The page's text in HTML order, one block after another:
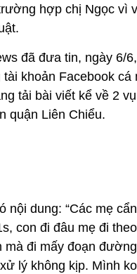
hợp chị Ngọc vì
đã đưa tin, ngày 6/
tài khoản Facebook cá
tải bài viết kể về 2
quận Liên Chiểu.
nội dung: “Các mẹ
con đi đâu mẹ đi
mà đi mấy đoạn
lý không kịp. Mình